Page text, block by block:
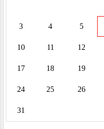
3 4 5
10 11 12
17 18 19
24 25 26
31